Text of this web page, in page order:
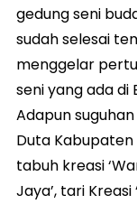
gedung seni
sudah selesai
menggelar
seni yang ada di
Adapun
Duta Kabupaten
tabuh kreasi
Jaya’, tari